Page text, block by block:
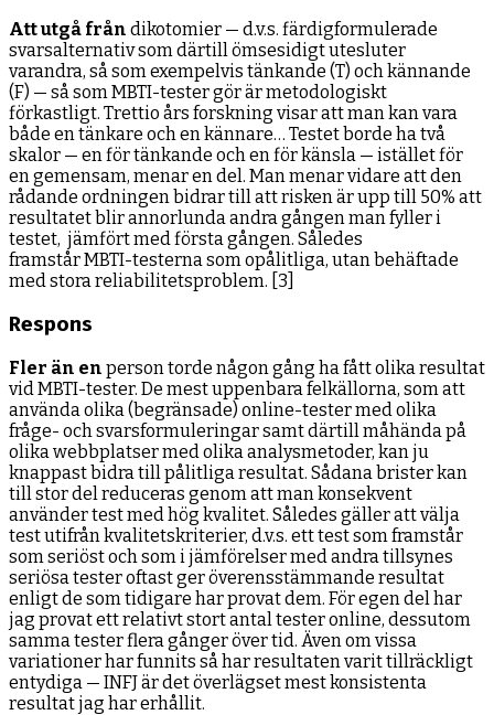
Att utgå från dikotomier — d.v.s. färdigformulerade
svarsalternativ som därtill ömsesidigt utesluter
varandra, så som exempelvis tänkande (T) och kännande
(F) — så som MBTI-tester gör är metodologiskt
förkastligt. Trettio års forskning visar att man kan vara
både en tänkare och en kännare… Testet borde ha två
skalor — en för tänkande och en för känsla — istället för
en gemensam, menar en del. Man menar vidare att den
rådande ordningen bidrar till att risken är upp till 50% att
resultatet blir annorlunda andra gången man fyller i
testet, jämfört med första gången. Således
framstår MBTI-testerna som opålitliga, utan behäftade
med stora reliabilitetsproblem. [3]
Respons
Fler än en person torde någon gång ha fått olika resultat
vid MBTI-tester. De mest uppenbara felkällorna, som att
använda olika (begränsade) online-tester med olika
fråge- och svarsformuleringar samt därtill måhända på
olika webbplatser med olika analysmetoder, kan ju
knappast bidra till pålitliga resultat. Sådana brister kan
till stor del reduceras genom att man konsekvent
använder test med hög kvalitet. Således gäller att välja
test utifrån kvalitetskriterier, d.v.s. ett test som framstår
som seriöst och som i jämförelser med andra tillsynes
seriösa tester oftast ger överensstämmande resultat
enligt de som tidigare har provat dem. För egen del har
jag provat ett relativt stort antal tester online, dessutom
samma tester flera gånger över tid. Även om vissa
variationer har funnits så har resultaten varit tillräckligt
entydiga — INFJ är det överlägset mest konsistenta
resultat jag har erhållit.